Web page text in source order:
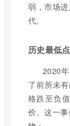
弱，市场
代。
历史最低
2020
了前所未
格跌至负
价。这一